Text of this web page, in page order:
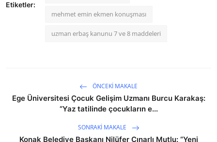
Etiketler:
mehmet emin ekmen konuşması
uzman erbaş kanunu 7 ve 8 maddeleri
ÖNCEKI MAKALE
Ege Üniversitesi Çocuk Gelişim Uzmanı Burcu Karakaş:
“Yaz tatilinde çocukların e...
SONRAKI MAKALE
Konak Belediye Başkanı Nilüfer Çınarlı Mutlu: “Yeni